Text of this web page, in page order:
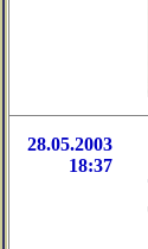
28.05.2003
18:37